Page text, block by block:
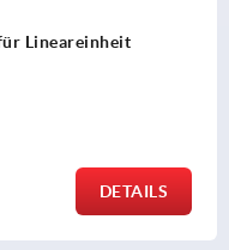
quadratisch